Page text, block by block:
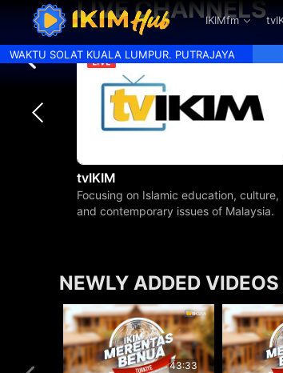
IKIMfm
WAKTU SOLAT KUALA LUMPUR. PUTRAJAYA
LIVE CHANNELS
tvIKIM
Focusing on Islamic education, culture,
and contemporary issues of Malaysia.
NEWLY ADDED VIDEOS
43:33